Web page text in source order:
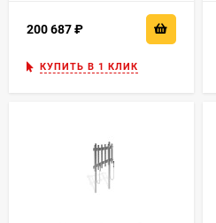
200 687
КУПИТЬ В 1 КЛИК